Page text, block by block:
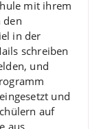
mit ihrem
den
in der
schreiben
und
und
auf
aus